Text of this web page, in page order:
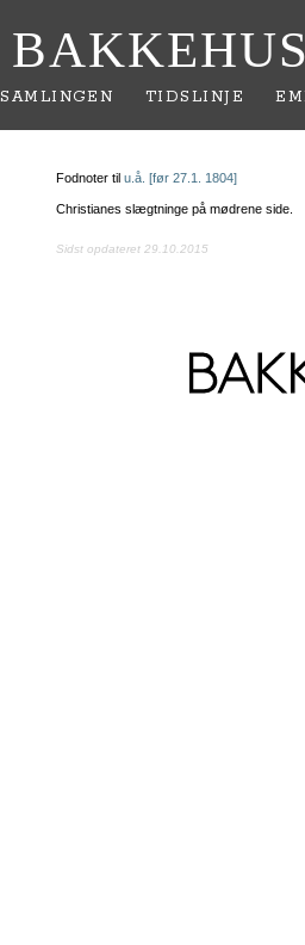
SAMLINGEN TIDSLINJE
Fodnoter til u.å. [før 27.1. 1804]
Christianes slægtninge på mødrene side.
Sidst opdateret 29.10.2015